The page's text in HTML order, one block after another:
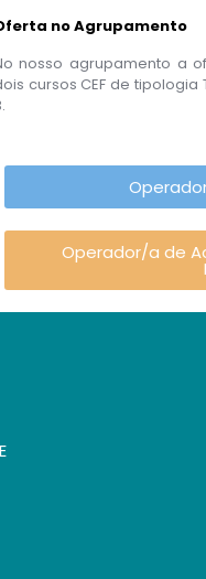
no Agrupamento
nosso agrupamento a
cursos CEF de
Operador/a de